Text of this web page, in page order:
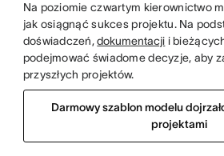
Na poziomie czwartym kierownictwo
jak osiągnąć sukces projektu. Na
doświadczeń,dokumentacji i
podejmować świadome decyzje, aby
przyszłych projektów.
Darmowy szablon modelu
projektami